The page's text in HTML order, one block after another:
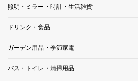
照明・ミラー・時計・生活雑貨
ドリンク・食品
ガーデン用品・季節家電
バス・トイレ・清掃用品